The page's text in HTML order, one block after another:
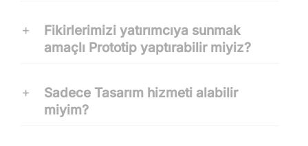
Fikirlerimizi yatırımcıya sunmak
amaçlı Prototip yaptırabilir miyiz?
Sadece Tasarım hizmeti alabilir
miyim?